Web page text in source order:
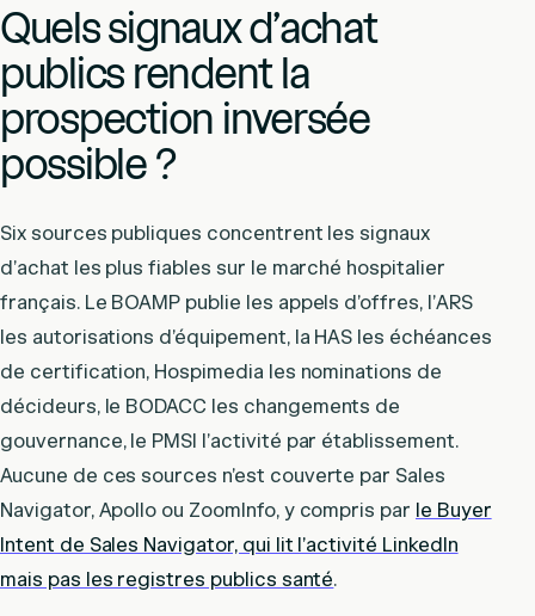
Quels signaux d’achat
publics rendent la
prospection inversée
possible ?
Six sources publiques concentrent les signaux
d’achat les plus fiables sur le marché hospitalier
français. Le BOAMP publie les appels d’offres, l’ARS
les autorisations d’équipement, la HAS les échéances
de certification, Hospimedia les nominations de
décideurs, le BODACC les changements de
gouvernance, le PMSI l’activité par établissement.
Aucune de ces sources n’est couverte par Sales
Navigator, Apollo ou ZoomInfo, y compris par le Buyer
Intent de Sales Navigator, qui lit l’activité LinkedIn
mais pas les registres publics santé.